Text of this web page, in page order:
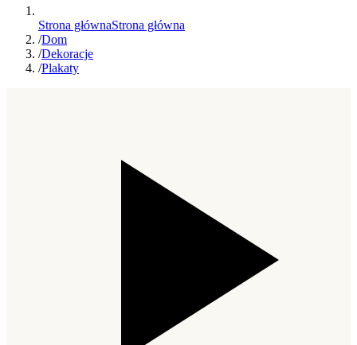
Strona głównaStrona główna
/Dom
/Dekoracje
/Plakaty